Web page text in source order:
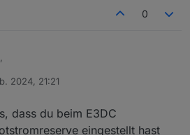
0
Charge-Control Script eingebunden.
Fehlermeldung:
wurde beim Hauskraftwerk eingestellt
2024, 21:21
dass du beim E3DC
eingestellt hast